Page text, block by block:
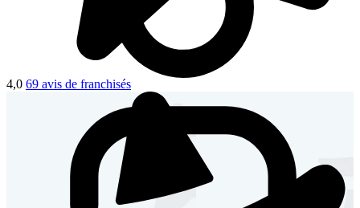
4,0 69 avis de franchisés